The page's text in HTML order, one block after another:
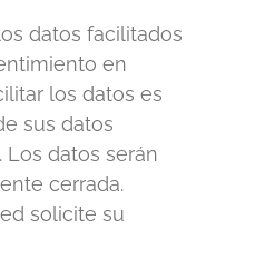
datos facilitados
en
los datos es
sus datos
datos serán
cerrada.
solicite su